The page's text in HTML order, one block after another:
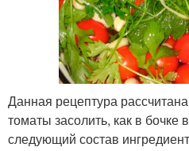
Данная рецептура
томаты засолить, как в бочке
следующий состав